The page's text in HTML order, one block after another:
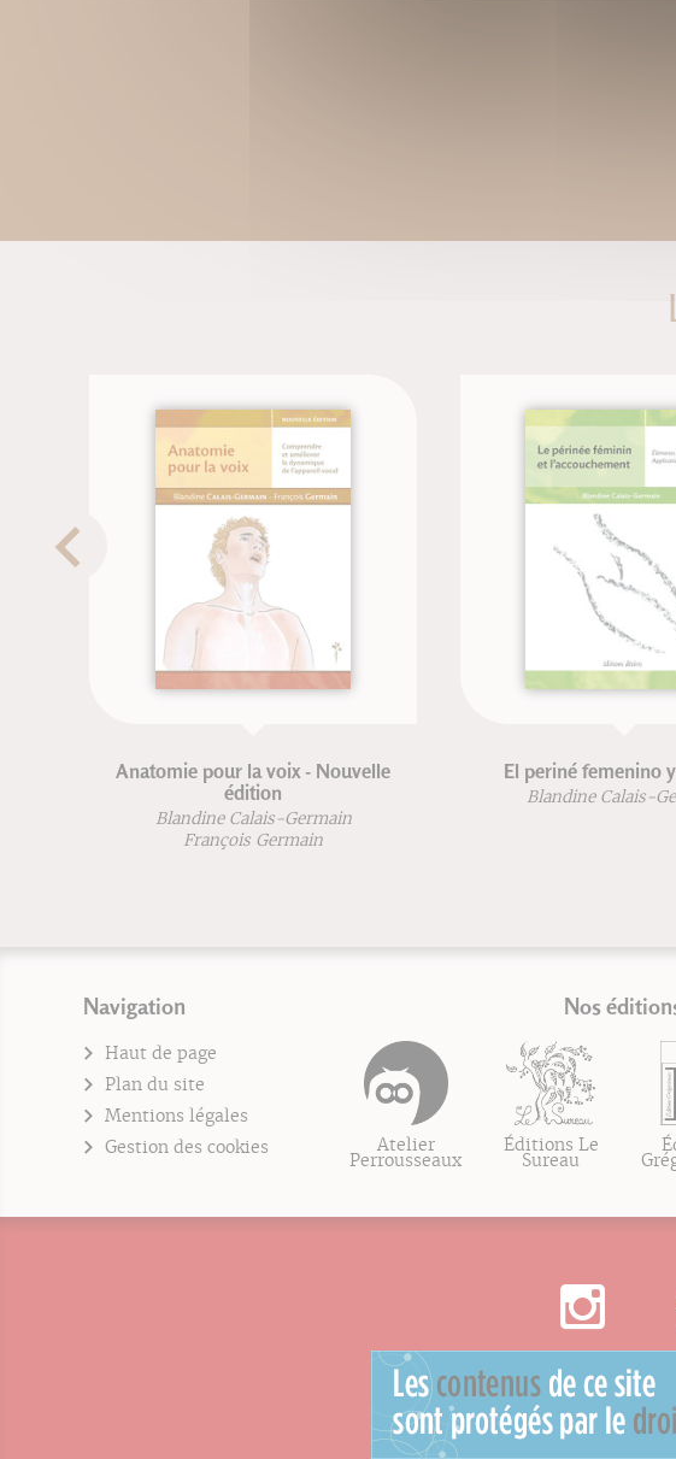
pour la voix - Nouvelle
Blandine Calais-Germain
El periné femenino y el parto
Blandine Calais-Germain
Navigation
Haut de page
Plan du site
Mentions légales
Gestion des cookies
Nos
Atelier
Perrousseaux
Éditions Le
Sureau